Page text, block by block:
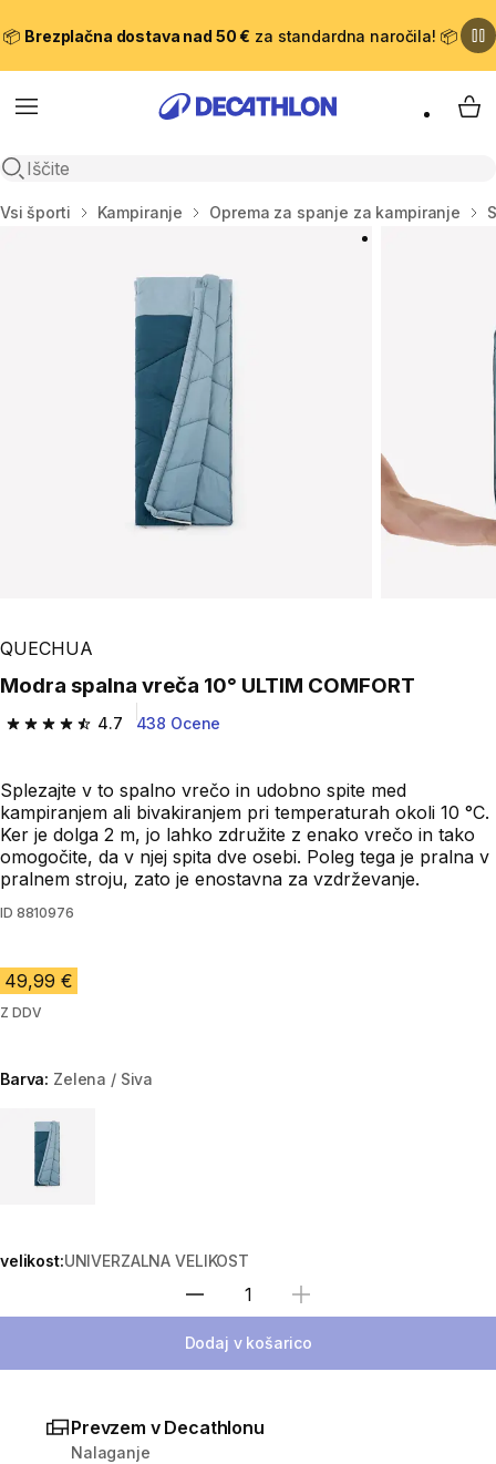
📦 Brezplačna dostava nad 50 € za standardna naročila! 📦
Meni
Odpri iskanje
Domov
Vsi športi Kampiranje Oprema za spanje za kampiranje
QUECHUA
Modra spalna vreča 10° ULTIM COMFORT
4.7
4.7 od 5 zvezdic from 438 ocene
438 Ocene
Splezajte v to spalno vrečo in udobno spite med
kampiranjem ali bivakiranjem pri temperaturah okoli 10 °C.
Ker je dolga 2 m, jo lahko združite z enako vrečo in tako
omogočite, da v njej spita dve osebi. Poleg tega je pralna v
pralnem stroju, zato je enostavna za vzdrževanje.
ID 8810976
49,99 €
Z DDV
Barva: Zelena / Siva
Choose a variant
velikost:UNIVERZALNA VELIKOST
Izberite količino
Dodaj v košarico
Prevzem v Decathlonu
Nalaganje